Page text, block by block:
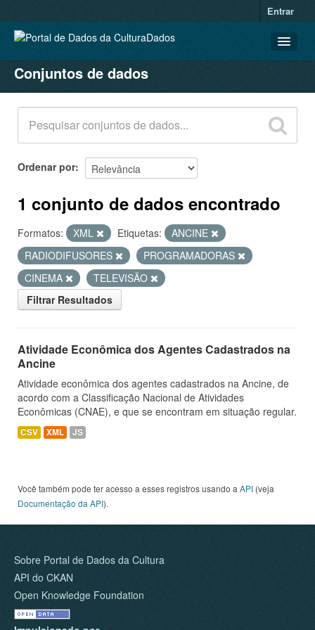
Entrar
CONJUNTOS DE DADOS
ORGANIZAÇÕES
GRUPOS
SOBRE
Conjuntos de dados
Ordenar por
1 conjunto de dados encontrado
Formatos: XML Etiquetas:
ANCINE
RADIODIFUSORES
PROGRAMADORAS
CINEMA
TELEVISÃO
Filtrar Resultados
Atividade Econômica dos Agentes Cadastrados na
Ancine
Atividade econômica dos agentes cadastrados na Ancine, de
acordo com a Classificação Nacional de Atividades
Econômicas (CNAE), e que se encontram em situação regular.
CSV XML JS
Você também pode ter acesso a esses registros usando a API (veja
Documentação da API).
Sobre Portal de Dados da Cultura
API do CKAN
Open Knowledge Foundation